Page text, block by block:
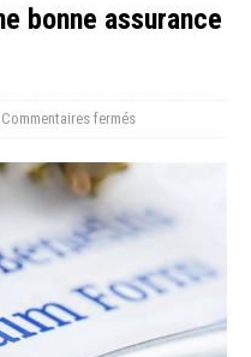
bonne assurance
Commentaires fermés